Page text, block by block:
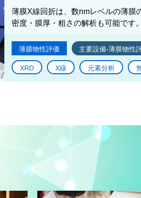
薄膜X線回折は、数nmレベルの薄膜
密度・膜厚・粗さの解析も可能です。
薄膜物性評価 主要設備-薄膜物性
XRD X線 元素分析